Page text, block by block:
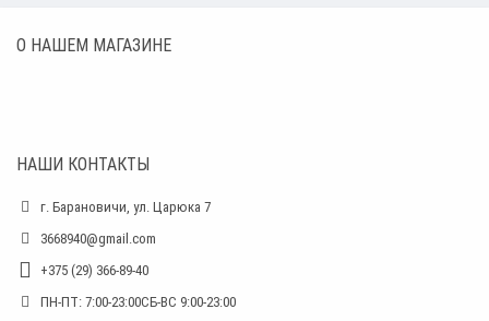
О НАШЕМ МАГАЗИНЕ
НАШИ КОНТАКТЫ
г. Барановичи, ул. Царюка 7
3668940@gmail.com
+375 (29) 366-89-40
ПН-ПТ: 7:00-23:00СБ-ВС 9:00-23:00